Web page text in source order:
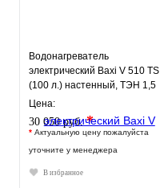
Водонагреватель
электрический Baxi V 510 TS
(100 л.) настенный, ТЭН 1,5
кВт.
Цена:
30 050 руб.*
* Актуальную цену пожалуйста
уточните у менеджера
В избранное